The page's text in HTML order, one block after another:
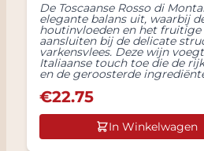
De Toscaanse Rosso di
elegante balans uit, waarbij
houtinvloeden en het
aansluiten bij de delicate
varkensvlees. Deze wijn
Italiaanse touch toe die de
en de geroosterde
€22.75
In Winkelwagen